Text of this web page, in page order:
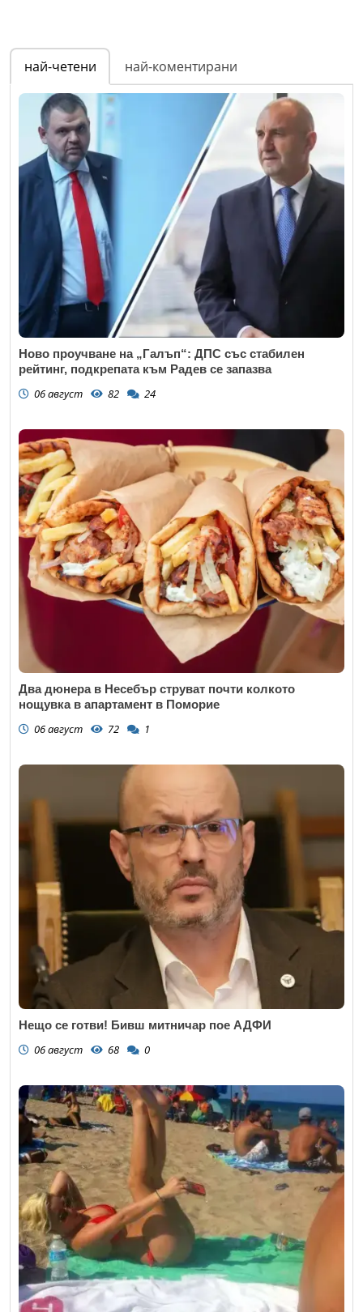
най-четени най-коментирани
Ново проучване на „Галъп“: ДПС със стабилен
рейтинг, подкрепата към Радев се запазва
06 август 82 24
Два дюнера в Несебър струват почти колкото
нощувка в апартамент в Поморие
06 август 72 1
Нещо се готви! Бивш митничар пое АДФИ
06 август 68 0